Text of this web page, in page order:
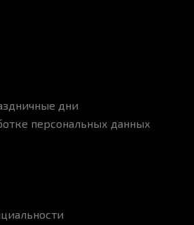
дни
персональных данных